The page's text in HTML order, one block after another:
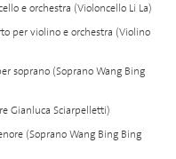
e orchestra (Violoncello Li La)
per violino e orchestra (Violino
soprano (Soprano Wang Bing
Gianluca Sciarpelletti)
(Soprano Wang Bing Bing